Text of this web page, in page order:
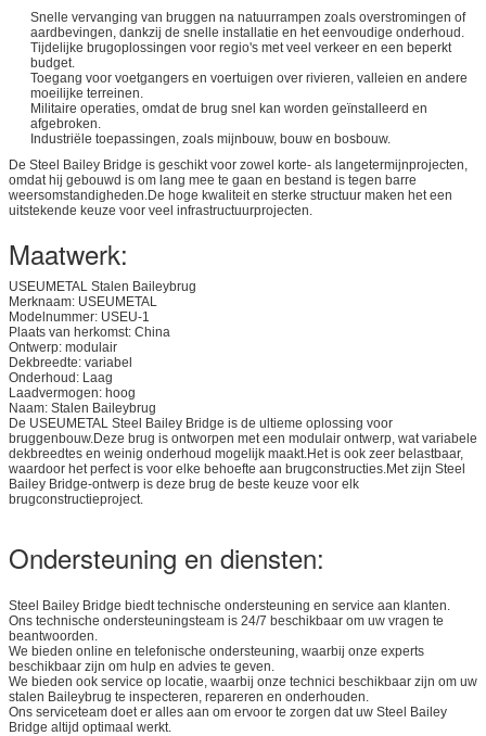
Snelle vervanging van bruggen na natuurrampen zoals overstromingen of
aardbevingen, dankzij de snelle installatie en het eenvoudige onderhoud.
Tijdelijke brugoplossingen voor regio's met veel verkeer en een beperkt
budget.
Toegang voor voetgangers en voertuigen over rivieren, valleien en andere
moeilijke terreinen.
Militaire operaties, omdat de brug snel kan worden geïnstalleerd en
afgebroken.
Industriële toepassingen, zoals mijnbouw, bouw en bosbouw.
De Steel Bailey Bridge is geschikt voor zowel korte- als langetermijnprojecten,
omdat hij gebouwd is om lang mee te gaan en bestand is tegen barre
weersomstandigheden.De hoge kwaliteit en sterke structuur maken het een
uitstekende keuze voor veel infrastructuurprojecten.
Maatwerk:
USEUMETAL Stalen Baileybrug
Merknaam: USEUMETAL
Modelnummer: USEU-1
Plaats van herkomst: China
Ontwerp: modulair
Dekbreedte: variabel
Onderhoud: Laag
Laadvermogen: hoog
Naam: Stalen Baileybrug
De USEUMETAL Steel Bailey Bridge is de ultieme oplossing voor
bruggenbouw.Deze brug is ontworpen met een modulair ontwerp, wat variabele
dekbreedtes en weinig onderhoud mogelijk maakt.Het is ook zeer belastbaar,
waardoor het perfect is voor elke behoefte aan brugconstructies.Met zijn Steel
Bailey Bridge-ontwerp is deze brug de beste keuze voor elk
brugconstructieproject.
Ondersteuning en diensten:
Steel Bailey Bridge biedt technische ondersteuning en service aan klanten.
Ons technische ondersteuningsteam is 24/7 beschikbaar om uw vragen te
beantwoorden.
We bieden online en telefonische ondersteuning, waarbij onze experts
beschikbaar zijn om hulp en advies te geven.
We bieden ook service op locatie, waarbij onze technici beschikbaar zijn om uw
stalen Baileybrug te inspecteren, repareren en onderhouden.
Ons serviceteam doet er alles aan om ervoor te zorgen dat uw Steel Bailey
Bridge altijd optimaal werkt.